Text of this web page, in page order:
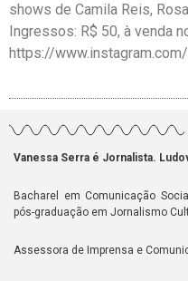
shows de Camila Reis,
Ingressos: R$ 50, à venda
https://
Vanessa Serra é Jornalista.
Bacharel em Comunicação
pós-graduação em Jornalismo
Assessora de Imprensa e